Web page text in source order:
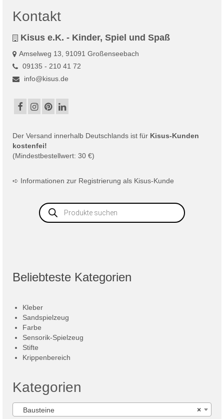
Kontakt
Kisus e.K. - Kinder, Spiel und Spaß
Amselweg 13, 91091 Großenseebach
09135 - 210 41 72
info@kisus.de
Der Versand innerhalb Deutschlands ist für Kisus-Kunden
kostenfei!
(Mindestbestellwert: 30 €)
➪ Informationen zur Registrierung als Kisus-Kunde
Products
search
Beliebteste Kategorien
Kleber
Sandspielzeug
Farbe
Sensorik-Spielzeug
Stifte
Krippenbereich
Kategorien
×
Bausteine